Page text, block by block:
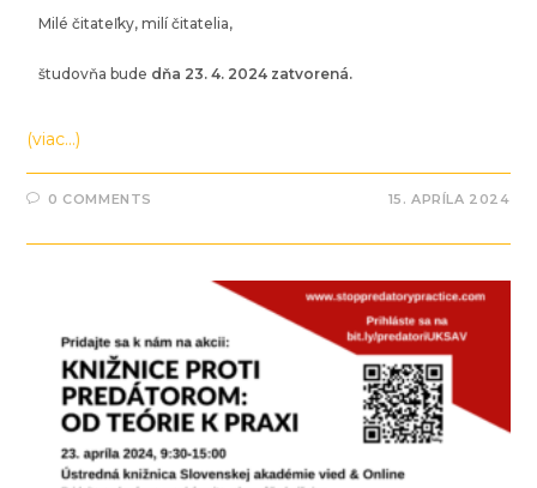
Milé čitateľky, milí čitatelia,
študovňa bude dňa 23. 4. 2024 zatvorená.
(viac…)
0 COMMENTS 15. APRÍLA 2024